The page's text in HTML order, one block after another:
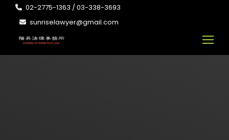
02-2775-1363 / 03-338-3693
sunriselawyer@gmail.com